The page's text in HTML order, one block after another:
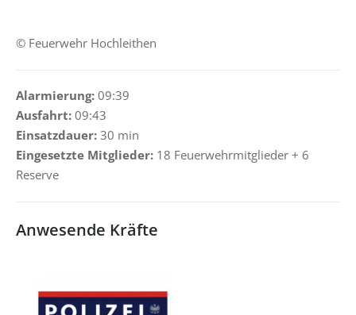
© Feuerwehr Hochleithen
Alarmierung: 09:39
Ausfahrt: 09:43
Einsatzdauer: 30 min
Eingesetzte Mitglieder: 18 Feuerwehrmitglieder + 6
Reserve
Anwesende Kräfte